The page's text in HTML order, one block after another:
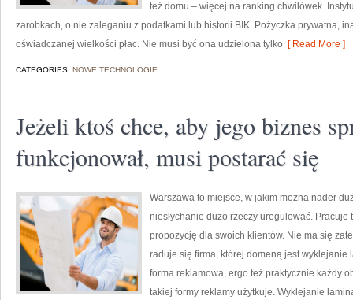
też domu – więcej na ranking chwilówek.
zarobkach, o nie zaleganiu z podatkami lub historii BIK. Pożyczka prywatna,
oświadczanej wielkości płac. Nie musi być ona udzielona tylko [ Read More ]
CATEGORIES: NOWE TECHNOLOGIE
Jeżeli ktoś chce, aby jego biznes
funkcjonował, musi postarać się
Warszawa to miejsce, w jakim można nader
niesłychanie dużo rzeczy uregulować.
propozycję dla swoich klientów. Nie ma się
raduje się firma, której domeną jest
forma reklamowa, ergo też praktycznie każdy
takiej formy reklamy użytkuje. Wyklejanie